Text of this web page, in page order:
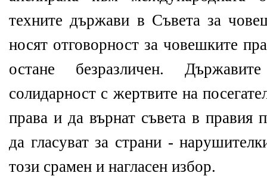
техните държави в Съвета за
носят отговорност за човешките
остане безразличен.
солидарност с жертвите на
права и да върнат съвета в правия
да гласуват за страни -
този срамен и нагласен избор.